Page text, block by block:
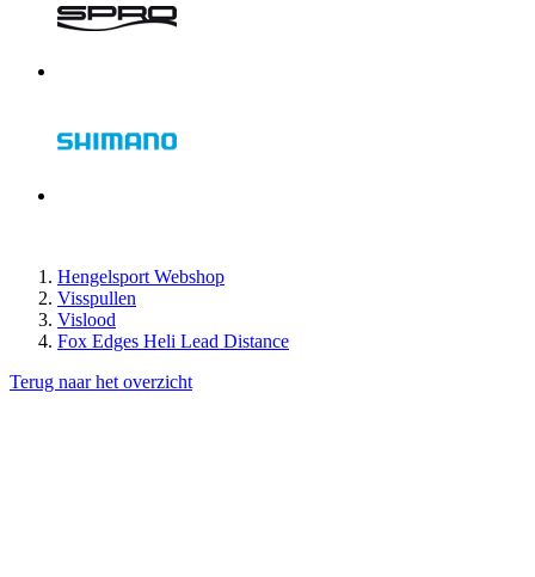
Hengelsport Webshop
Visspullen
Vislood
Fox Edges Heli Lead Distance
Terug naar het overzicht